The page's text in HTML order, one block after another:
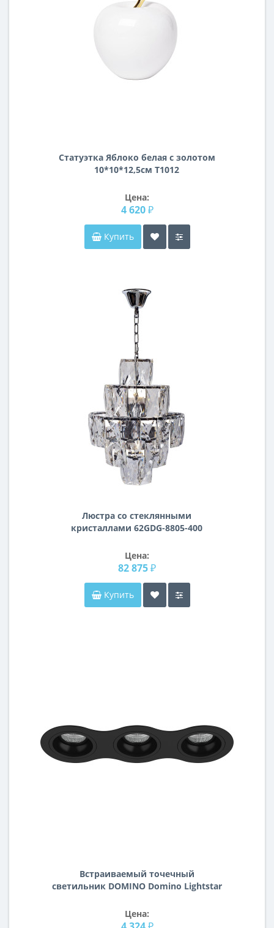
Статуэтка Яблоко белая с золотом
10*10*12,5см T1012
Цена:
4 620 ₽
Купить
Люстра со стеклянными
кристаллами 62GDG-8805-400
Цена:
82 875 ₽
Купить
Встраиваемый точечный
светильник DOMINO Domino Lightstar
Цена: